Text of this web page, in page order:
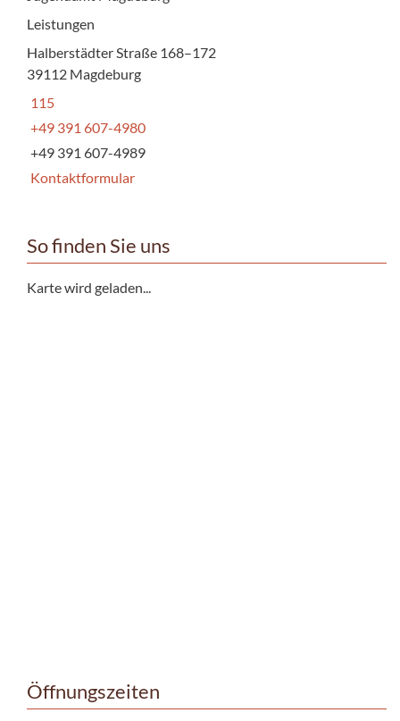
Leistungen
Halberstädter Straße 168–172
39112 Magdeburg
115
+49 391 607-4980
+49 391 607-4989
Kontaktformular
So finden Sie uns
Karte wird geladen...
Öffnungszeiten